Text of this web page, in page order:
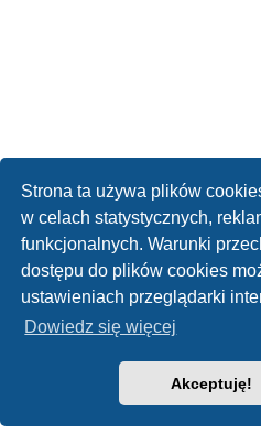
Strona ta używa plików
w celach statystycznych,
funkcjonalnych. Warunki
dostępu do plików cookies
ustawieniach przeglądarki
Dowiedz się więcej
Akceptuję!